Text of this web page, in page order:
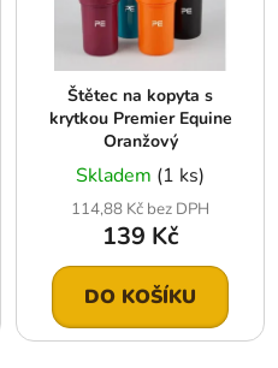
Štětec na kopyta s
krytkou Premier Equine
Oranžový
Skladem (1 ks)
114,88 Kč bez DPH
139 Kč
DO KOŠÍKU